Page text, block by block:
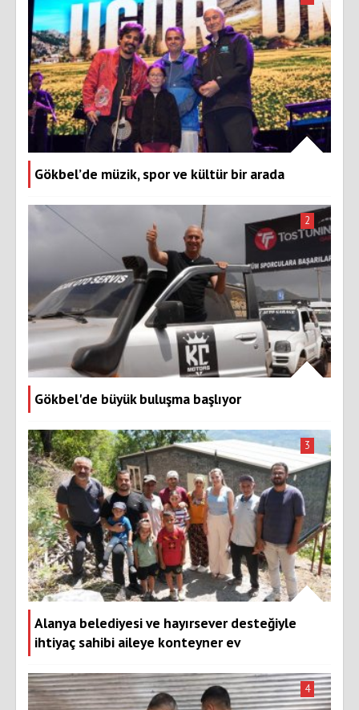
Gökbel’de müzik, spor ve kültür bir arada
Gökbel'de büyük buluşma başlıyor
2
Alanya belediyesi ve hayırsever desteğiyle
ihtiyaç sahibi aileye konteyner ev
3
4